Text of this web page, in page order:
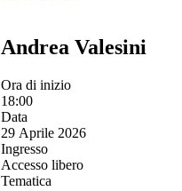
Andrea Valesini
Ora di inizio
18:00
Data
29 Aprile 2026
Ingresso
Accesso libero
Tematica